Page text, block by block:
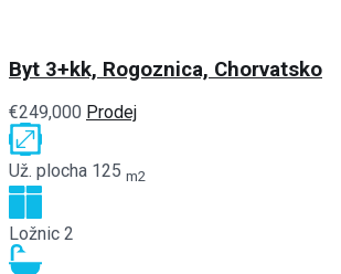
Byt 3+kk, Rogoznica, Chorvatsko
€249,000 Prodej
Už. plocha 125 m2
Ložnic 2